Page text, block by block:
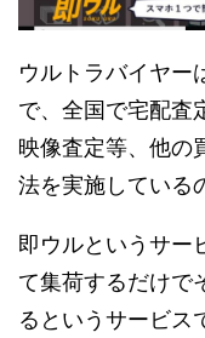
ウルトラバイヤー
で、全国で宅配査
映像査定等、他の
法を実施している
即ウルというサー
て集荷するだけで
るというサービス